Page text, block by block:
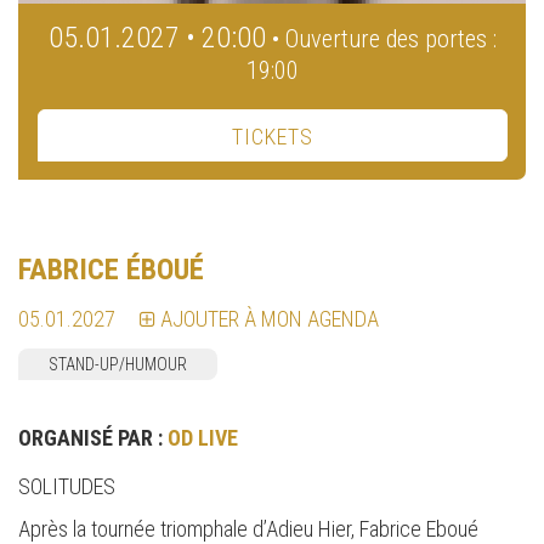
05.01.2027 • 20:00 • Ouverture des portes :
19:00
TICKETS
FABRICE ÉBOUÉ
05.01.2027 AJOUTER À MON AGENDA
STAND-UP/HUMOUR
ORGANISÉ PAR : OD LIVE
SOLITUDES
Après la tournée triomphale d’Adieu Hier, Fabrice Eboué